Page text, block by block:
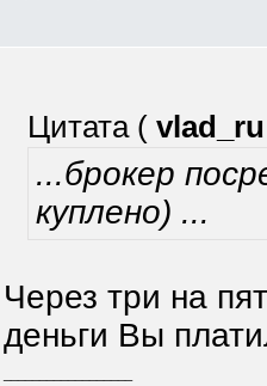
Цитата ( vlad_ru
...брокер
куплено) ...
Через три на
деньги Вы